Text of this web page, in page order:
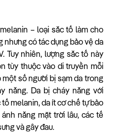
– loại sắc tố làm cho
nhưng có tác dụng bảo vệ da
Tuy nhiên, lượng sắc tố này
tùy thuộc vào di truyền mỗi
số người bị sạm da trong
nắng. Da bị cháy nắng với
melanin, da ít cơ chế tự bảo
nắng mặt trời lâu, các tế
và gây đau.